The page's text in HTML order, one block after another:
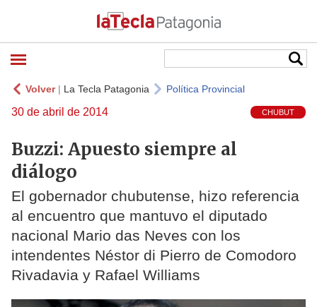
Volver| La Tecla Patagonia Política Provincial
30 de abril de 2014 CHUBUT
Buzzi: Apuesto siempre al
diálogo
El gobernador chubutense, hizo referencia
al encuentro que mantuvo el diputado
nacional Mario das Neves con los
intendentes Néstor di Pierro de Comodoro
Rivadavia y Rafael Williams